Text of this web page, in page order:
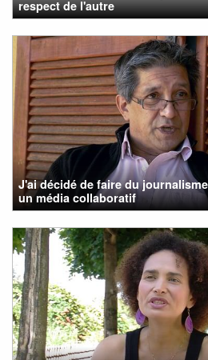
respect de l'autre
J'ai décidé de faire du
un média collaboratif